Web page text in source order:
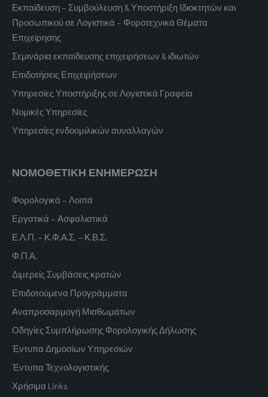
Εκπαίδευση – Συμβούλευση & Υποστήριξη Ιδιοκτητών και
Προσωπικού σε Λογιστικά – Φοροτεχνικά Θέματα
Επιχείρησης
Σεμινάρια εκπαίδευσης επιχειρήσεων & ιδιωτών
Επιδοτήσεις Επιχειρήσεων
Υπηρεσίες Υποστήριξης σε Λογιστικά Γραφεία
Νομικές Υπηρεσίες
Υπηρεσίες ενδοομιλικών συναλλαγών
ΝΟΜΟΘΕΤΙΚΗ ΕΝΗΜΕΡΩΣΗ
Φορολογικά – Λοιπά
Εργατικά – Ασφαλιστικά
Ε.Λ.Π. – Κ.Φ.Α.Σ. – Κ.Β.Σ.
Φ.Π.Α.
Διμερείς Συμβάσεις κρατών
Επιδοτούμενα Προγράμματα
Αναπροσαρμογή Μισθωμάτων
Οδηγίες Συμπλήρωσης Φορολογικής Δήλωσης
Έντυπα Δημοσίων Υπηρεσιών
Έντυπα Τεχνολογιστικής
Χρήσιμα Links